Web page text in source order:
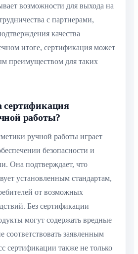
возможности для выхода на
с партнерами,
качества
итоге, сертификация может
преимуществом для таких
сертификация
работы?
ручной работы играет
безопасности и
Она подтверждает, что
установленным стандартам,
от возможных
Без сертификации
могут содержать вредные
соответствовать заявленным
сертификации также не только